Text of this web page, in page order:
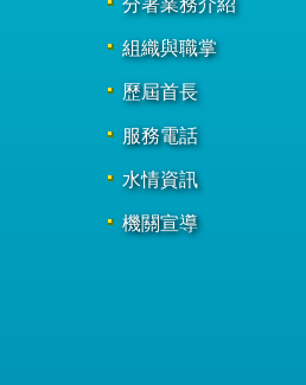
分署業務介紹
組織與職掌
歷屆首長
服務電話
水情資訊
機關宣導